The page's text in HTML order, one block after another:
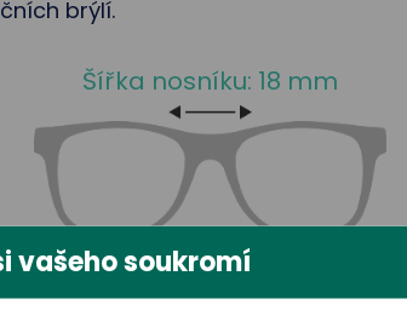
brýlí.
Šířka nosníku: 18 mm
vašeho soukromí